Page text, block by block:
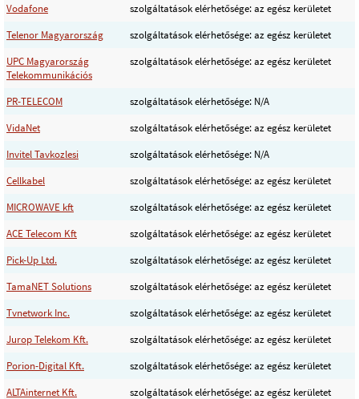
Vodafone
szolgáltatások elérhetősége: az egész kerületet
Telenor Magyarország
szolgáltatások elérhetősége: az egész kerületet
UPC Magyarország
Telekommunikációs
szolgáltatások elérhetősége: az egész kerületet
PR-TELECOM
szolgáltatások elérhetősége: N/A
VidaNet
szolgáltatások elérhetősége: az egész kerületet
Invitel Tavkozlesi
szolgáltatások elérhetősége: N/A
Cellkabel
szolgáltatások elérhetősége: az egész kerületet
MICROWAVE kft
szolgáltatások elérhetősége: az egész kerületet
ACE Telecom Kft
szolgáltatások elérhetősége: az egész kerületet
Pick-Up Ltd.
szolgáltatások elérhetősége: az egész kerületet
TamaNET Solutions
szolgáltatások elérhetősége: az egész kerületet
Tvnetwork Inc.
szolgáltatások elérhetősége: az egész kerületet
Jurop Telekom Kft.
szolgáltatások elérhetősége: az egész kerületet
Porion-Digital Kft.
szolgáltatások elérhetősége: az egész kerületet
ALTAinternet Kft.
szolgáltatások elérhetősége: az egész kerületet